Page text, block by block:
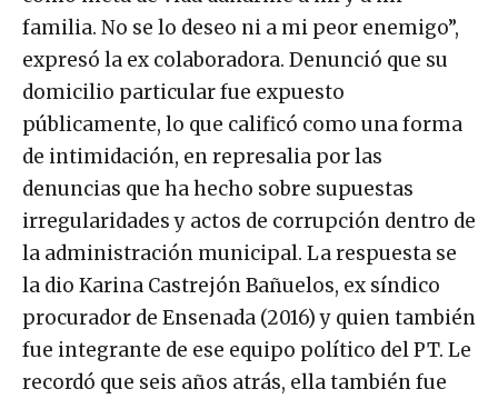
familia. No se lo deseo ni a mi peor enemigo”,
expresó la ex colaboradora. Denunció que su
domicilio particular fue expuesto
públicamente, lo que calificó como una forma
de intimidación, en represalia por las
denuncias que ha hecho sobre supuestas
irregularidades y actos de corrupción dentro de
la administración municipal. La respuesta se
la dio Karina Castrejón Bañuelos, ex síndico
procurador de Ensenada (2016) y quien también
fue integrante de ese equipo político del PT. Le
recordó que seis años atrás, ella también fue